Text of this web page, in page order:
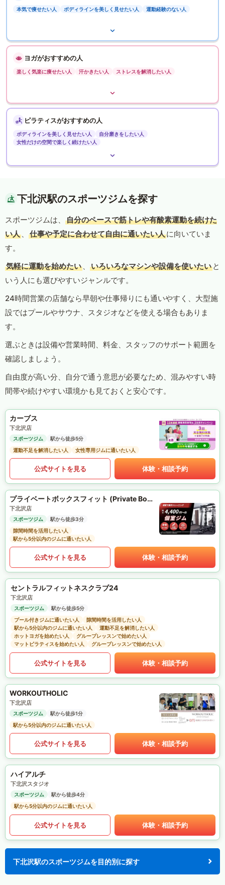
本気で痩せたい人 ボディラインを美しく見せたい人 運動経験のない人
ヨガがおすすめの人
楽しく気楽に痩せたい人 汗かきたい人 ストレスを解消したい人
ピラティスがおすすめの人
ボディラインを美しく見せたい人
自分磨きをしたい人
女性だけの空間で楽しく続けたい人
下北沢駅のスポーツジムを探す
スポーツジムは、
自分のペースで筋トレや有酸素運動を続けた
い人 、 仕事や予定に合わせて自由に通いたい人に向いていま
す。
気軽に運動を始めたい 、 いろいろなマシンや設備を使いたい と
いう人にも選びやすいジャンルです。
24時間営業の店舗なら早朝や仕事帰りにも通いやすく、大型施
設ではプールやサウナ、スタジオなどを使える場合もありま
す。
選ぶときは設備や営業時間、料金、スタッフのサポート範囲を
確認しましょう。
自由度が高い分、自分で通う意思が必要なため、混みやすい時
間帯や続けやすい環境かも見ておくと安心です。
カーブス
下北沢店
スポーツジム
駅から徒歩5分
運動不足を解消したい人
女性専用ジムに通いたい人
公式サイトを見る 体験・相談予約
プライベートボックスフィット (Private Box Fit)
下北沢店
スポーツジム
駅から徒歩3分
隙間時間を活用したい人
駅から5分以内のジムに通いたい人
公式サイトを見る 体験・相談予約
セントラルフィットネスクラブ24
下北沢店
スポーツジム
駅から徒歩5分
プール付きジムに通いたい人
隙間時間を活用したい人
駅から5分以内のジムに通いたい人
運動不足を解消したい人
ホットヨガを始めたい人
グループレッスンで始めたい人
マットピラティスを始めたい人
グループレッスンで始めたい人
公式サイトを見る 体験・相談予約
WORKOUTHOLIC
下北沢店
スポーツジム
駅から徒歩1分
駅から5分以内のジムに通いたい人
公式サイトを見る 体験・相談予約
ハイアルチ
下北沢スタジオ
スポーツジム
駅から徒歩4分
駅から5分以内のジムに通いたい人
公式サイトを見る 体験・相談予約
下北沢駅のスポーツジムを目的別に探す